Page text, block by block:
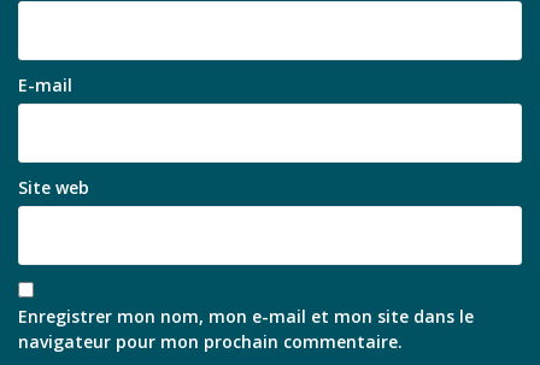
E-mail
Site web
Enregistrer mon nom, mon e-mail et mon site dans le
navigateur pour mon prochain commentaire.